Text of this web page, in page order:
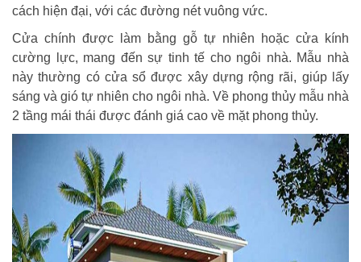
cách hiện đại, với các đường nét vuông vức.
Cửa chính được làm bằng gỗ tự nhiên hoặc cửa kính
cường lực, mang đến sự tinh tế cho ngôi nhà. Mẫu nhà
này thường có cửa sổ được xây dựng rộng rãi, giúp lấy
sáng và gió tự nhiên cho ngôi nhà. Về phong thủy mẫu nhà
2 tầng mái thái được đánh giá cao về mặt phong thủy.